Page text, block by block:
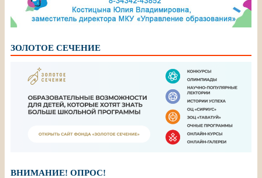
ЗОЛОТОЕ СЕЧЕНИЕ
ВНИМАНИЕ! ОПРОС!